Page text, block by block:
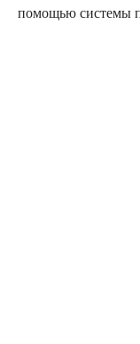
помощью системы